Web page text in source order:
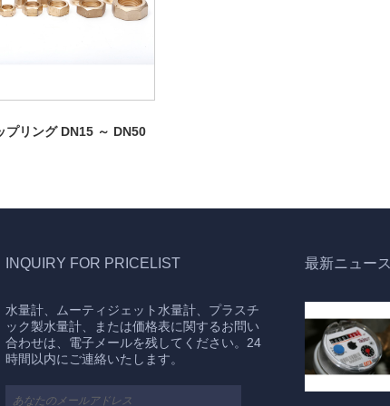
プリング DN15 ～ DN50
INQUIRY FOR PRICELIST
水量計、ムーティジェット水量計、プラスチ
ック製水量計、または価格表に関するお問い
合わせは、電子メールを残してください。24
時間以内にご連絡いたします。
最新ニュース
水道メーターには次のような特徴があります
2023/09/21
正確な測定：水道メーターは正確な機械部品
を使用して水の流れを測定し、使用した水の
量を正確に記録します。